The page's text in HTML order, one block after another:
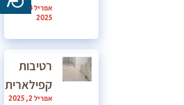
2025
רטיבות
קפילארית
אפריל 2, 2025